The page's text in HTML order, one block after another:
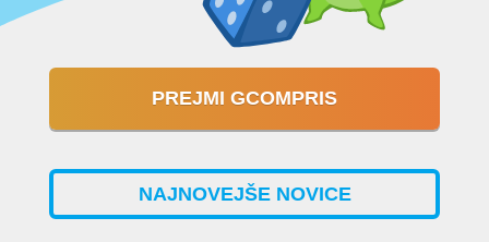
PREJMI GCOMPRIS
NAJNOVEJŠE NOVICE